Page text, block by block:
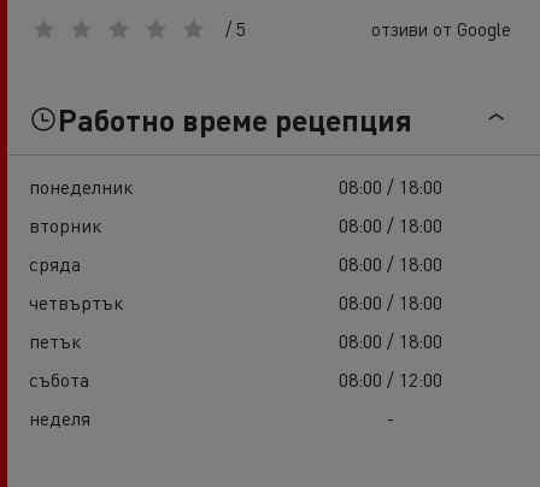
/ 5 отзиви от Google
Работно време рецепция
понеделник
08:00 / 18:00
вторник
08:00 / 18:00
сряда
08:00 / 18:00
четвъртък
08:00 / 18:00
петък
08:00 / 18:00
събота
08:00 / 12:00
неделя
-